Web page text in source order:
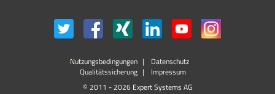
Nutzungsbedingungen
Datenschutz
Qualitätssicherung
Impressum
© 2011 - 2026 Expert Systems AG